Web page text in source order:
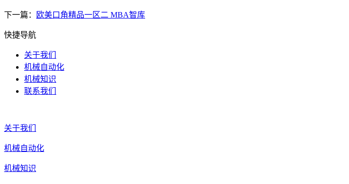
下一篇： 欧美口角精品一区二 MBA智库
快捷导航
关于我们
机械自动化
机械知识
联系我们
关于我们
机械自动化
机械知识